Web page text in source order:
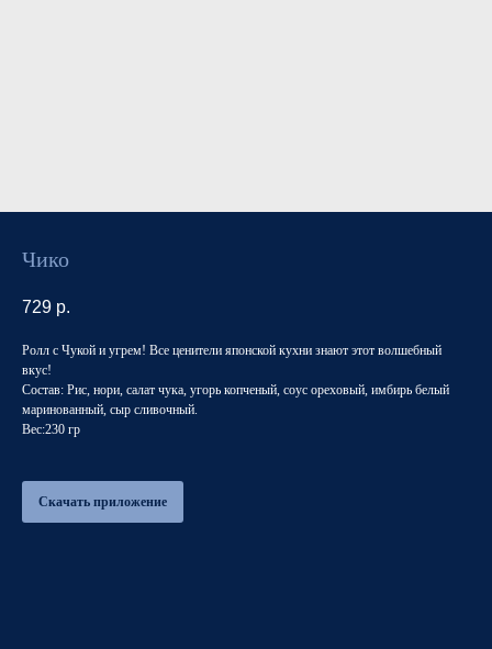
Чико
729 р.
Ролл с Чукой и угрем! Все ценители японской кухни знают этот волшебный
вкус!
Состав: Рис, нори, салат чука, угорь копченый, соус ореховый, имбирь белый
маринованный, сыр сливочный.
Вес:230 гр
Скачать приложение